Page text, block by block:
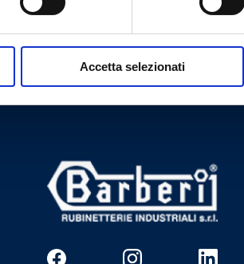
Accetta selezionati
Brauchen Sie Hilfe?